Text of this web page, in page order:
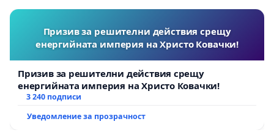
Призив за решителни действия срещу
енергийната империя на Христо Ковачки!
Призив за решителни действия срещу
енергийната империя на Христо Ковачки!
3 240 подписи
Уведомление за прозрачност